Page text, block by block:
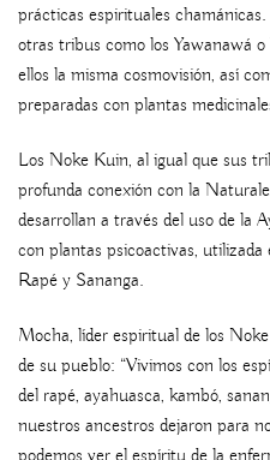
prácticas espirituales
otras tribus como los Yawanawá
ellos la misma cosmovisión, así
preparadas con plantas
Los Noke Kuin, al igual que sus
profunda conexión con la
desarrollan a través del uso de la
con plantas psicoactivas,
Rapé y Sananga.
Mocha, líder espiritual de los
de su pueblo: “Vivimos con los
del rapé, ayahuasca, kambó,
nuestros ancestros dejaron para